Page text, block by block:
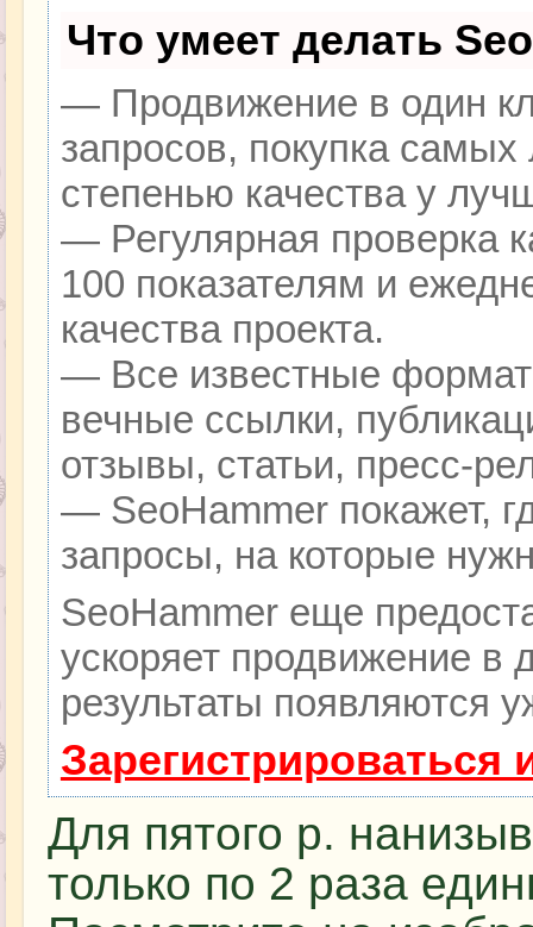
Что умеет делать
— Продвижение в один
запросов, покупка
степенью качества у
— Регулярная проверка
100 показателям и
качества проекта.
— Все известные
вечные ссылки,
отзывы, статьи, пресс-
— SeoHammer покажет,
запросы, на которые
SeoHammer еще
ускоряет продвижение в
результаты появляются
Для пятого р.
только по 2 раза